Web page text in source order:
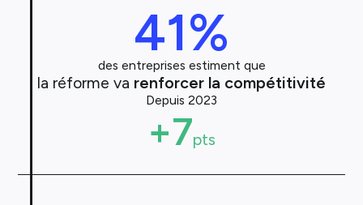
41%
des entreprises estiment que
la réforme va renforcer la compétitivité
Depuis 2023
+7pts